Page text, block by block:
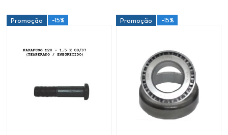
Promoção -15% Promoção -15%